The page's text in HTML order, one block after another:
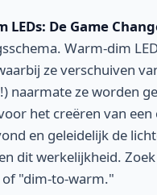
LEDs: De Game
Warm-dim
ze verschuiven
naarmate ze worden
het creëren van
en geleidelijk de
dit werkelijkheid.
"dim-to-warm."